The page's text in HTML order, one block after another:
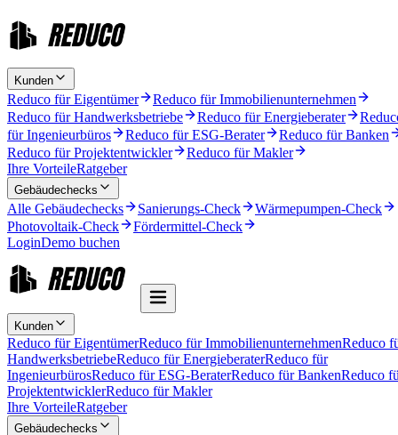
Kunden
Reduco für Eigentümer
Reduco für Immobilienunternehmen
Reduco für Handwerksbetriebe
Reduco für Energieberater
für Ingenieurbüros
Reduco für ESG-Berater
Reduco für Banken
Reduco für Projektentwickler
Reduco für Makler
Ihre VorteileRatgeber
Gebäudechecks
Alle Gebäudechecks Sanierungs-Check
Wärmepumpen-Check
Photovoltaik-Check
Fördermittel-Check
LoginDemo buchen
Kunden
Reduco für EigentümerReduco für ImmobilienunternehmenReduco
HandwerksbetriebeReduco für EnergieberaterReduco für
IngenieurbürosReduco für ESG-BeraterReduco für BankenReduco
ProjektentwicklerReduco für Makler
Ihre VorteileRatgeber
Gebäudechecks